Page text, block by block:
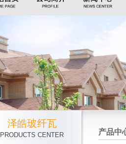
泽皓玻纤瓦
PRODUCTS CENTER 产品中